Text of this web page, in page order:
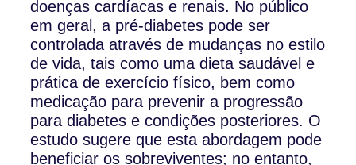
doenças cardíacas e renais. No público
em geral, a pré-diabetes pode ser
controlada através de mudanças no estilo
de vida, tais como uma dieta saudável e
prática de exercício físico, bem como
medicação para prevenir a progressão
para diabetes e condições posteriores. O
estudo sugere que esta abordagem pode
beneficiar os sobreviventes; no entanto,